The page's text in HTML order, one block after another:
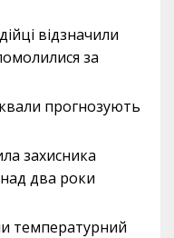
відзначили
за
прогнозують
захисника
два роки
температурний